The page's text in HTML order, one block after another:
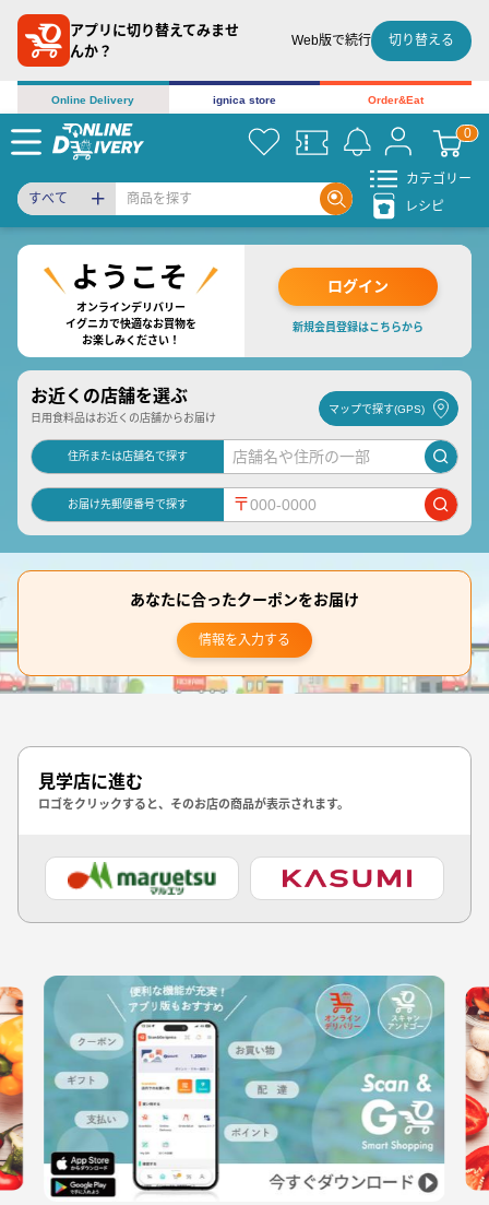
アプリに切り替えてみませ
んか？
Web版で続行 切り替える
Online Delivery ignica store Order&Eat
すべて
カテゴリー
レシピ
オンラインデリバリー
イグニカで快適なお買物を
お楽しみください！
ログイン
新規会員登録はこちらから
お近くの店舗を選ぶ
日用食料品はお近くの店舗からお届け
マップで探す(GPS)
住所または店舗名で探す
お届け先郵便番号で探す 〒
あなたに合ったクーポンをお届け
情報を入力する
見学店に進む
ロゴをクリックすると、そのお店の商品が表示されます。